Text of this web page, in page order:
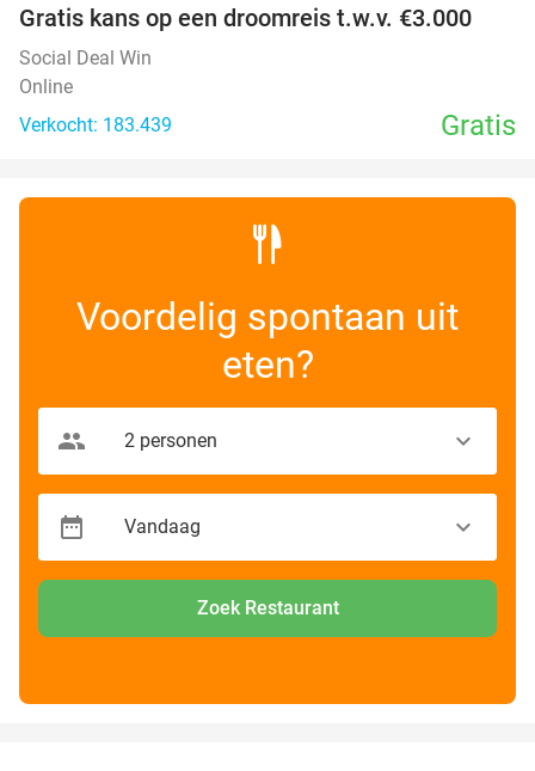
Gratis kans op een droomreis t.w.v. €3.000
Social Deal Win
Online
Verkocht: 183.439
Gratis
Voordelig spontaan uit
eten?
Zoek Restaurant